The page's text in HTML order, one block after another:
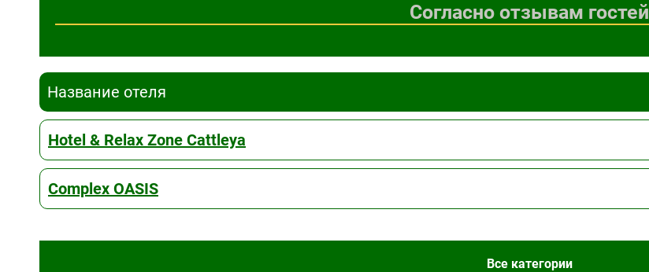
Согласно отзывам гостей
Название отеля
Hotel & Relax Zone Cattleya
Complex OASIS
Все категории